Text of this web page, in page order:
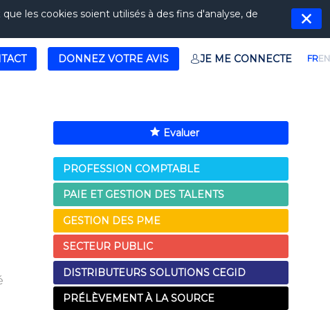
DONNEZ VOTRE AVIS JE ME CONNECTE FREN
Evaluer
PROFESSION COMPTABLE
PAIE ET GESTION DES TALENTS
GESTION DES PME
SECTEUR PUBLIC
DISTRIBUTEURS SOLUTIONS CEGID
PRÉLÈVEMENT À LA SOURCE
les cookies soient utilisés à des fins d'analyse, de